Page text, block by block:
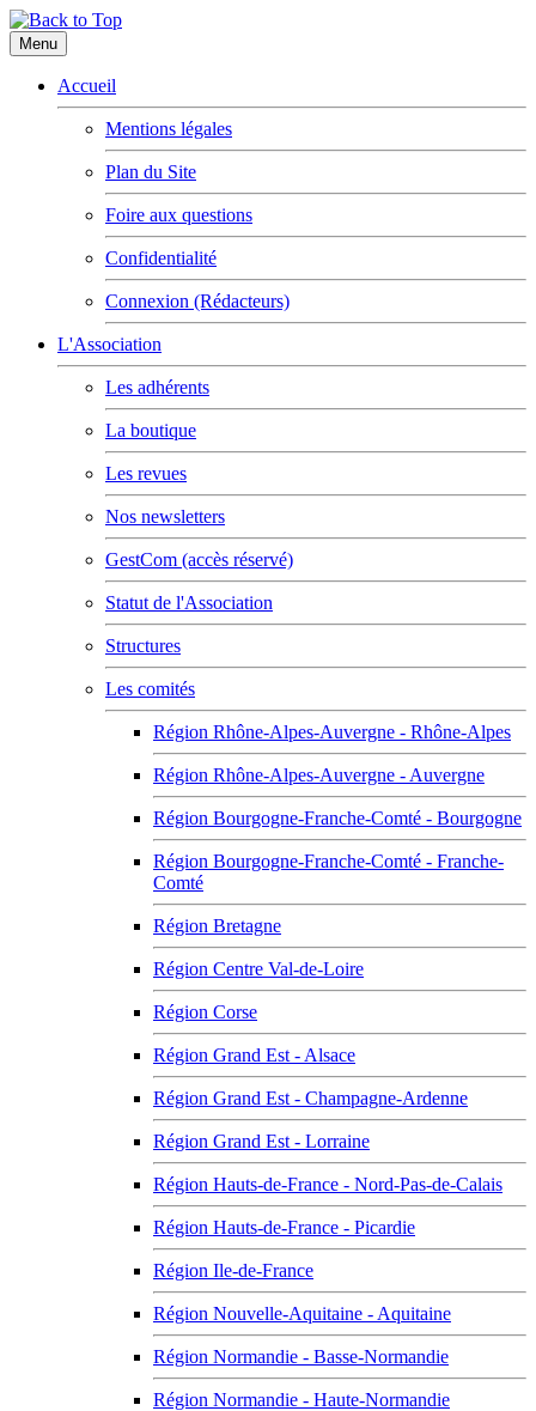
Menu
Accueil
Mentions légales
Plan du Site
Foire aux questions
Confidentialité
Connexion (Rédacteurs)
L'Association
Les adhérents
La boutique
Les revues
Nos newsletters
GestCom (accès réservé)
Statut de l'Association
Structures
Les comités
Région Rhône-Alpes-Auvergne - Rhône-Alpes
Région Rhône-Alpes-Auvergne - Auvergne
Région Bourgogne-Franche-Comté - Bourgogne
Région Bourgogne-Franche-Comté - Franche-
Comté
Région Bretagne
Région Centre Val-de-Loire
Région Corse
Région Grand Est - Alsace
Région Grand Est - Champagne-Ardenne
Région Grand Est - Lorraine
Région Hauts-de-France - Nord-Pas-de-Calais
Région Hauts-de-France - Picardie
Région Ile-de-France
Région Nouvelle-Aquitaine - Aquitaine
Région Normandie - Basse-Normandie
Région Normandie - Haute-Normandie